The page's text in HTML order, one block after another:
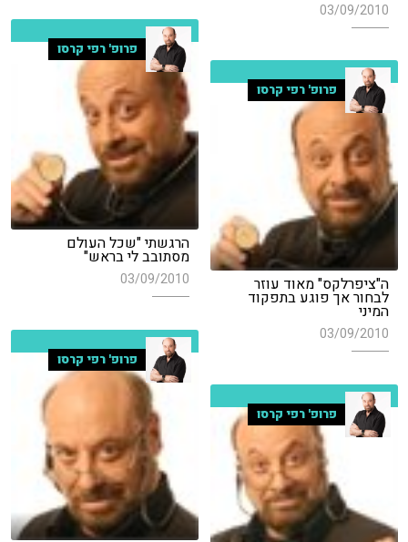
03/09/2010
פרופ' רפי קרסו
הרגשתי "שכל העולם
מסתובב לי בראש"
03/09/2010
פרופ' רפי קרסו
ה"ציפרלקס" מאוד עוזר
לבחור אך פוגע בתפקוד
המיני
03/09/2010
פרופ' רפי קרסו
פרופ' רפי קרסו